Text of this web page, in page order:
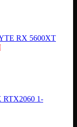
RX 5600XT
RTX2060 1-